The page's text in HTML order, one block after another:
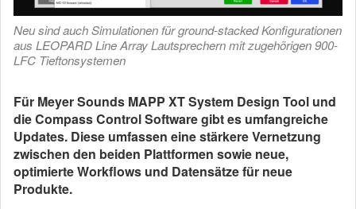
Neu sind auch Simulationen für ground-stacked Konfigurationen
aus LEOPARD Line Array Lautsprechern mit zugehörigen 900-
LFC Tieftonsystemen
Für Meyer Sounds MAPP XT System Design Tool und
die Compass Control Software gibt es umfangreiche
Updates. Diese umfassen eine stärkere Vernetzung
zwischen den beiden Plattformen sowie neue,
optimierte Workflows und Datensätze für neue
Produkte.